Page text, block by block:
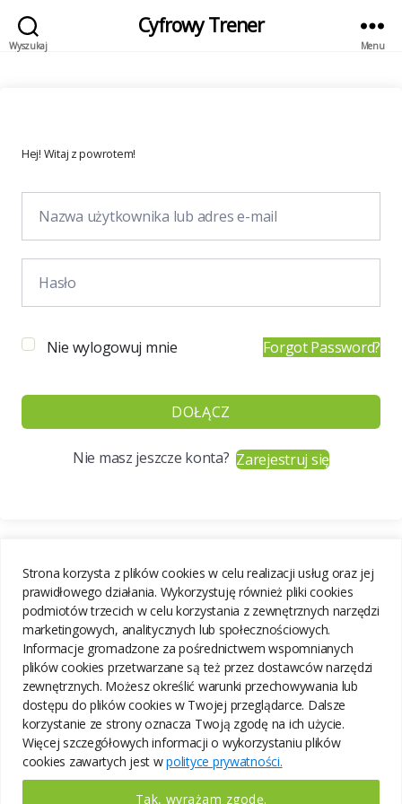
Strona korzysta z plików cookies w celu realizacji usług oraz jej
prawidłowego działania. Wykorzystuję również pliki cookies
podmiotów trzecich w celu korzystania z zewnętrznych narzędzi
marketingowych, analitycznych lub społecznościowych.
Informacje gromadzone za pośrednictwem wspomnianych
plików cookies przetwarzane są też przez dostawców narzędzi
zewnętrznych. Możesz określić warunki przechowywania lub
dostępu do plików cookies w Twojej przeglądarce. Dalsze
korzystanie ze strony oznacza Twoją zgodę na ich użycie.
Więcej szczegółowych informacji o wykorzystaniu plików
cookies zawartych jest wpolityce prywatności.
Tak, wyrażam zgodę.
Wyszukaj
Cyfrowy Trener
Menu
Hej! Witaj z powrotem!
Nie wylogowuj mnie Forgot Password?
DOŁĄCZ
Nie masz jeszcze konta?Zarejestruj się